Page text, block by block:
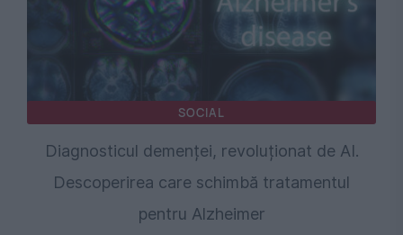
SOCIAL
Diagnosticul demenței, revoluționat de AI.
Descoperirea care schimbă tratamentul
pentru Alzheimer